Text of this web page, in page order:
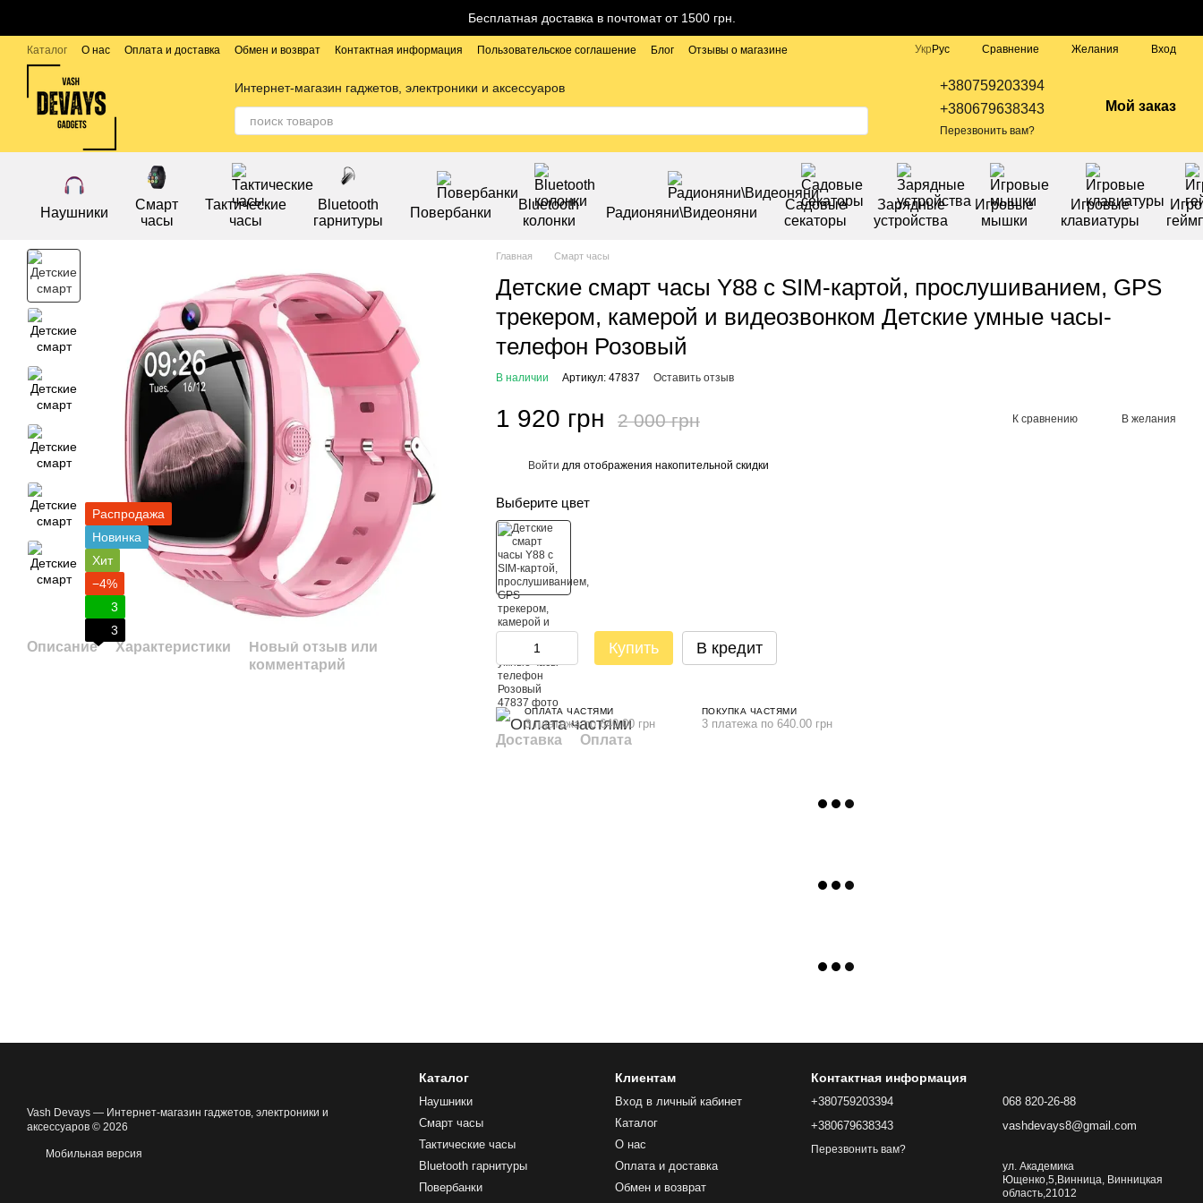
Бесплатная доставка в почтомат от 1500 грн.
Каталог О нас Оплата и доставка Обмен и возврат Контактная информация Пользовательское соглашение Блог
Отзывы о магазине
Публичный договор
Укр Рус Сравнение Желания Вход
Интернет-магазин гаджетов, электроники и аксессуаров
+380759203394
+380679638343
Перезвонить вам?
Мой заказ
Наушники
Смарт
часы
Тактические
часы
Bluetooth
гарнитуры
Повербанки
Bluetooth
колонки
Радионяни\Видеоняни
Садовые
секаторы
Зарядные
устройства
Игровые
мышки
Игровые
клавиатуры
Распродажа
Новинка
Хит
−4%
3
3
Описание Характеристики
Новый отзыв или
комментарий
Главная Смарт часы
Детские смарт часы Y88 с SIM-картой, прослушиванием, GPS
трекером, камерой и видеозвонком Детские умные часы-
телефон Розовый
В наличии Артикул: 47837 Оставить отзыв
1 920 грн 2 000 грн К сравнению В желания
Войти для отображения накопительной скидки
Выберите цвет
Купить В кредит
ОПЛАТА ЧАСТЯМИ
3 платежа по 640.00 грн
ПОКУПКА ЧАСТЯМИ
3 платежа по 640.00 грн
Доставка Оплата
Vash Devays — Интернет-магазин гаджетов, электроники и
аксессуаров © 2026
Мобильная версия
Каталог
Наушники
Смарт часы
Тактические часы
Bluetooth гарнитуры
Повербанки
Клиентам
Вход в личный кабинет
Каталог
О нас
Оплата и доставка
Обмен и возврат
Контактная информация
+380759203394
+380679638343
Перезвонить вам?
068 820-26-88
vashdevays8@gmail.com
ул. Академика
Ющенко,5,Винница, Винницкая
область,21012